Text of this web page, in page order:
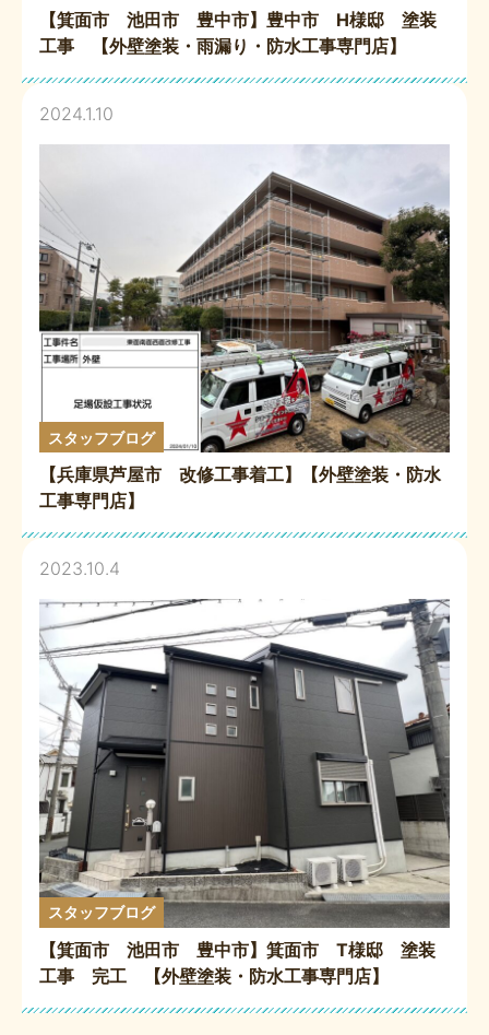
【箕面市 池田市 豊中市】豊中市 H様邸 塗装
工事 【外壁塗装・雨漏り・防水工事専門店】
2024.1.10
スタッフブログ
【兵庫県芦屋市 改修工事着工】【外壁塗装・防水
工事専門店】
2023.10.4
スタッフブログ
【箕面市 池田市 豊中市】箕面市 T様邸 塗装
工事 完工 【外壁塗装・防水工事専門店】